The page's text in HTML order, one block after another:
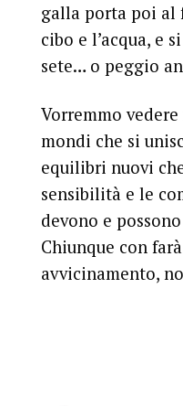
galla porta poi al
cibo e l’acqua, e
sete… o peggio
Vorremmo
mondi che si
equilibri nuovi
sensibilità e le
devono e
Chiunque con
avvicinamento,